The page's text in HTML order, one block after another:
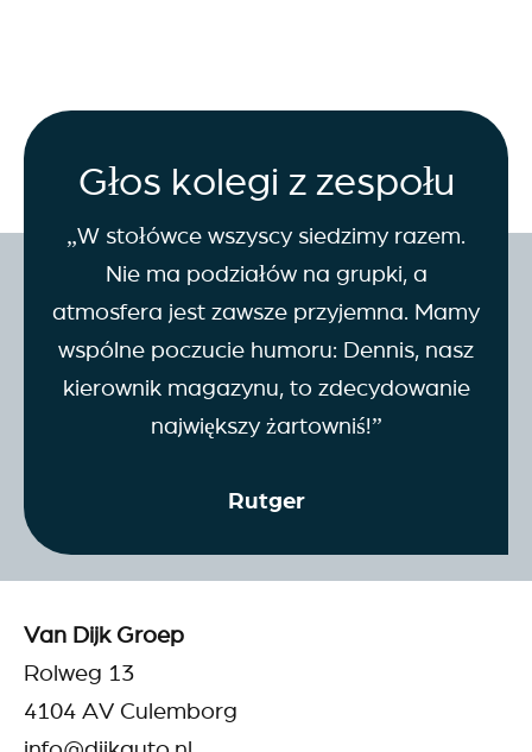
Głos kolegi z zespołu
„W stołówce wszyscy siedzimy razem.
Nie ma podziałów na grupki, a
atmosfera jest zawsze przyjemna. Mamy
wspólne poczucie humoru: Dennis, nasz
kierownik magazynu, to zdecydowanie
największy żartowniś!”
Rutger
Van Dijk Groep
Rolweg 13
4104 AV Culemborg